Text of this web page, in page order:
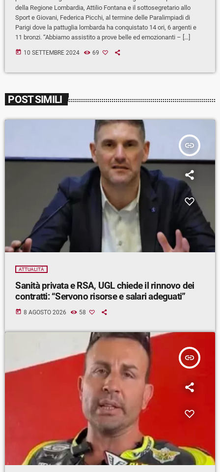
della Regione Lombardia, Attilio Fontana e il sottosegretario allo
Sport e Giovani, Federica Picchi, al termine delle Paralimpiadi di
Parigi dove la pattuglia lombarda ha conquistato 14 ori, 6 argenti e
11 bronzi. “Abbiamo assistito a prove belle ed emozionanti – […]
today 10 SETTEMBRE 2024 69
POST SIMILI
insert_link
ATTUALITÀ
Sanità privata e RSA, UGL chiede il rinnovo dei
contratti: “Servono risorse e salari adeguati”
today 8 AGOSTO 2026 58
insert_link